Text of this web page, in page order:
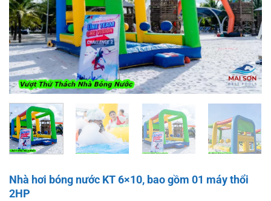
Nhà hơi bóng nước KT 6×10, bao gồm 01 máy thổi
2HP